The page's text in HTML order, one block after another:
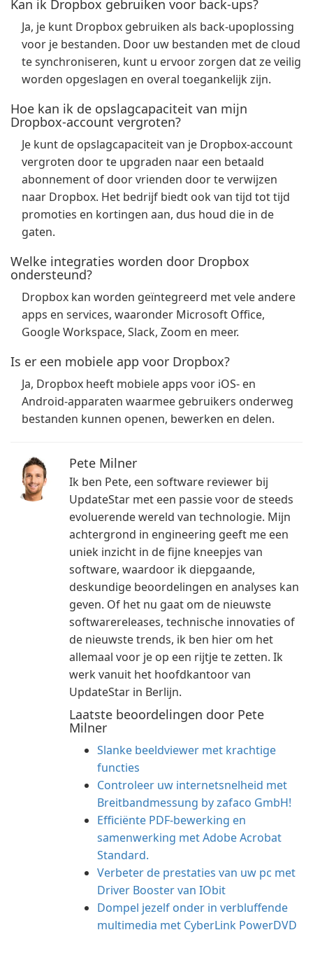
Kan ik Dropbox gebruiken voor back-ups?
Ja, je kunt Dropbox gebruiken als back-upoplossing
voor je bestanden. Door uw bestanden met de cloud
te synchroniseren, kunt u ervoor zorgen dat ze veilig
worden opgeslagen en overal toegankelijk zijn.
Hoe kan ik de opslagcapaciteit van mijn
Dropbox-account vergroten?
Je kunt de opslagcapaciteit van je Dropbox-account
vergroten door te upgraden naar een betaald
abonnement of door vrienden door te verwijzen
naar Dropbox. Het bedrijf biedt ook van tijd tot tijd
promoties en kortingen aan, dus houd die in de
gaten.
Welke integraties worden door Dropbox
ondersteund?
Dropbox kan worden geïntegreerd met vele andere
apps en services, waaronder Microsoft Office,
Google Workspace, Slack, Zoom en meer.
Is er een mobiele app voor Dropbox?
Ja, Dropbox heeft mobiele apps voor iOS- en
Android-apparaten waarmee gebruikers onderweg
bestanden kunnen openen, bewerken en delen.
Pete Milner
Ik ben Pete, een software reviewer bij
UpdateStar met een passie voor de steeds
evoluerende wereld van technologie. Mijn
achtergrond in engineering geeft me een
uniek inzicht in de fijne kneepjes van
software, waardoor ik diepgaande,
deskundige beoordelingen en analyses kan
geven. Of het nu gaat om de nieuwste
softwarereleases, technische innovaties of
de nieuwste trends, ik ben hier om het
allemaal voor je op een rijtje te zetten. Ik
werk vanuit het hoofdkantoor van
UpdateStar in Berlijn.
Laatste beoordelingen door Pete
Milner
Slanke beeldviewer met krachtige
functies
Controleer uw internetsnelheid met
Breitbandmessung by zafaco GmbH!
Efficiënte PDF-bewerking en
samenwerking met Adobe Acrobat
Standard.
Verbeter de prestaties van uw pc met
Driver Booster van IObit
Dompel jezelf onder in verbluffende
multimedia met CyberLink PowerDVD